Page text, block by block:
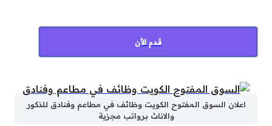
قدم الأن
اعلان السوق المفتوح الكويت وظائف في مطاعم وفنادق للذكور
والاناث برواتب مجزية